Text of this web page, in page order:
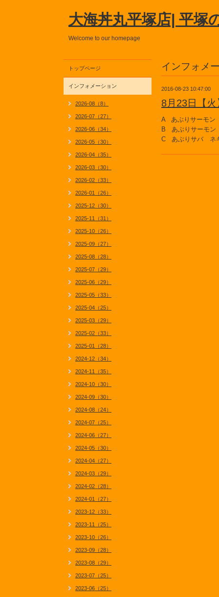
大海丼丸平塚店| 平塚
Welcome to our homepage
インフォメ
2016-08-23 10:47:00
8月23日【
A あぶりサーモン
B あぶりサーモ
C あぶりサバ ネ
トップページ
インフォメーション
2026-08（8）
2026-07（27）
2026-06（34）
2026-05（30）
2026-04（35）
2026-03（30）
2026-02（33）
2026-01（26）
2025-12（30）
2025-11（31）
2025-10（26）
2025-09（27）
2025-08（28）
2025-07（29）
2025-06（29）
2025-05（33）
2025-04（25）
2025-03（29）
2025-02（33）
2025-01（28）
2024-12（34）
2024-11（35）
2024-10（30）
2024-09（30）
2024-08（24）
2024-07（25）
2024-06（27）
2024-05（30）
2024-04（27）
2024-03（29）
2024-02（28）
2024-01（27）
2023-12（33）
2023-11（25）
2023-10（26）
2023-09（28）
2023-08（29）
2023-07（25）
2023-06（25）